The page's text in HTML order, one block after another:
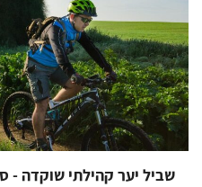
תקציר המסלול: יוצאים מצומת בארי
נחביר. ממשיכים לכוון מגדל
דרך העפר הלבנה עד לפניה ליד
ימינה, השביל חולף ליד רמפת
ממנו הגענו כ-200 מ'
לחזור ימינה לכיוון בארי קרדיט
אתרים לה מדווש ומסלולי אופניים
שביל יער קהילתי שוקדה -